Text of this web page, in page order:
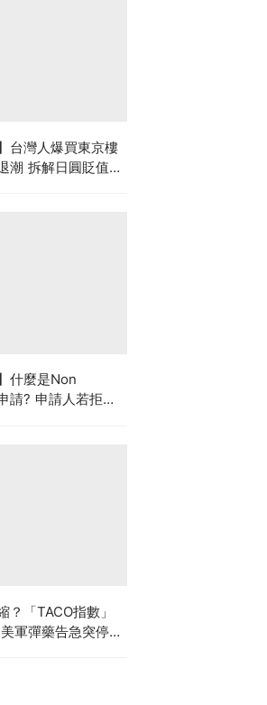
台灣人爆買東京樓
潮 拆解日圓貶值與
什麼是Non
請? 申請人若拒披
？「TACO指數」
軍彈藥告急突停火